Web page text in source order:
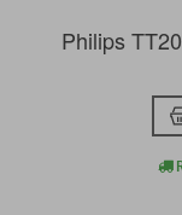
Philips